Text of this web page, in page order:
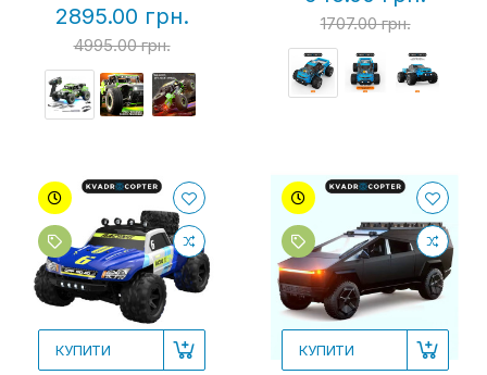
2895.00 грн.
4995.00 грн.
1707.00 грн.
КУПИТИ КУПИТИ